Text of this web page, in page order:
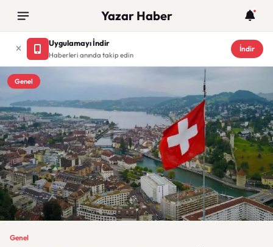
Yazar Haber
Uygulamayı İndir
Haberleri anında takip edin
İndir
Genel
Genel